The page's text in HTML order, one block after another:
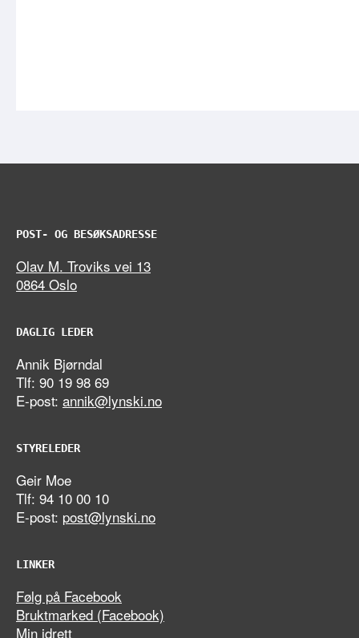
POST- OG BESØKSADRESSE
Olav M. Troviks vei 13
0864 Oslo
DAGLIG LEDER
Annik Bjørndal
Tlf: 90 19 98 69
E-post: annik@lynski.no
STYRELEDER
Geir Moe
Tlf: 94 10 00 10
E-post: post@lynski.no
LINKER
Følg på Facebook
Bruktmarked (Facebook)
Min idrett